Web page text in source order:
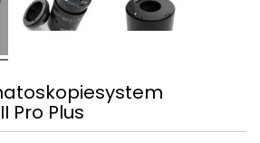
Pro Plus